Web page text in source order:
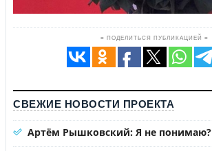
≡ ПОДЕЛИТЬСЯ ПУБЛИКАЦИЕЙ ≡
СВЕЖИЕ НОВОСТИ ПРОЕКТА
Артём Рышковский: Я не понимаю?